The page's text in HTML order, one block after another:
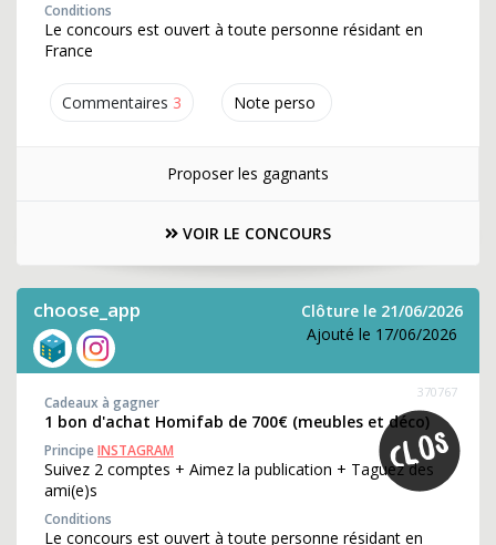
Commentaires 3 Note perso
Conditions
Le concours est ouvert à toute personne résidant en
France
Proposer les gagnants
VOIR LE CONCOURS
choose_app
Clôture le 21/06/2026
Ajouté le 17/06/2026
370767
Cadeaux à gagner
1 bon d'achat Homifab de 700€ (meubles et déco)
PrincipeINSTAGRAM
Suivez 2 comptes + Aimez la publication + Taguez des
ami(e)s
Conditions
Le concours est ouvert à toute personne résidant en